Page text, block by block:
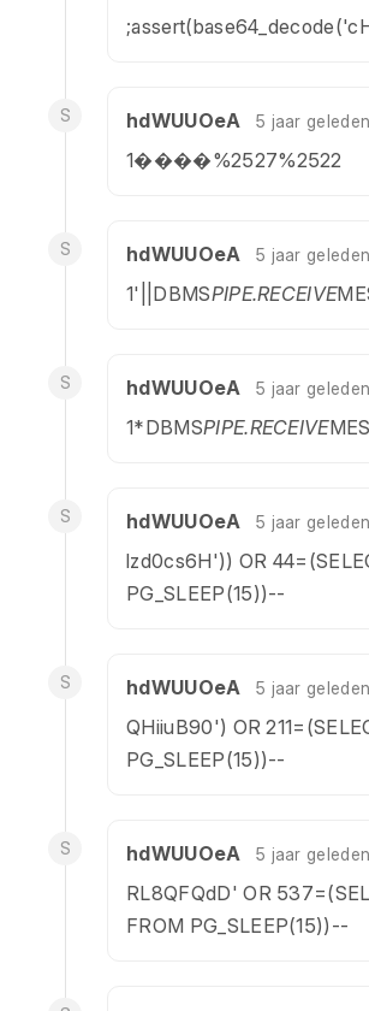
S hdWUUOeA 5 jaar geleden
1����%2527%2522
S hdWUUOeA 5 jaar geleden
1'||DBMSPIPE.RECEIVE
S hdWUUOeA 5 jaar geleden
1*DBMSPIPE.RECEIVE
S hdWUUOeA 5 jaar geleden
lzd0cs6H')) OR
PG_SLEEP(15))--
S hdWUUOeA 5 jaar geleden
QHiiuB90') OR
PG_SLEEP(15))--
S hdWUUOeA 5 jaar geleden
RL8QFQdD' OR
FROM PG_SLEEP(15))--